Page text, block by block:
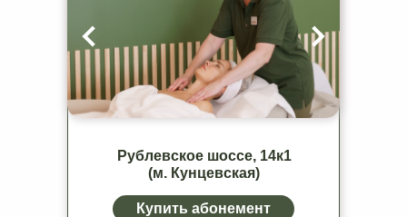
Рублевское шоссе, 14к1
(м. Кунцевская)
Купить абонемент
ш. Волоколамское, 71к4 (м. Спартак)
Южное Бутово, ул. Поляны, 5А, корп. 5 (м.
Рублевское шоссе, 14к1 (м. Кунцевская)
Лазоревый проезд, 1, пом. 14/1 (м. Ботанический
сад)
ул. Корабельная, 3А (м. Нагатинский затон)